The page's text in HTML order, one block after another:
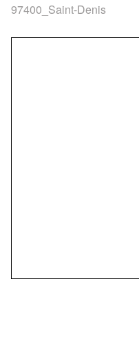
97400_Saint-Denis